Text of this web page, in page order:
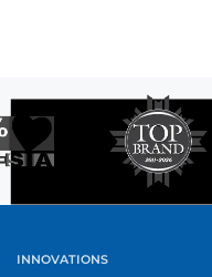
INNOVATIONS